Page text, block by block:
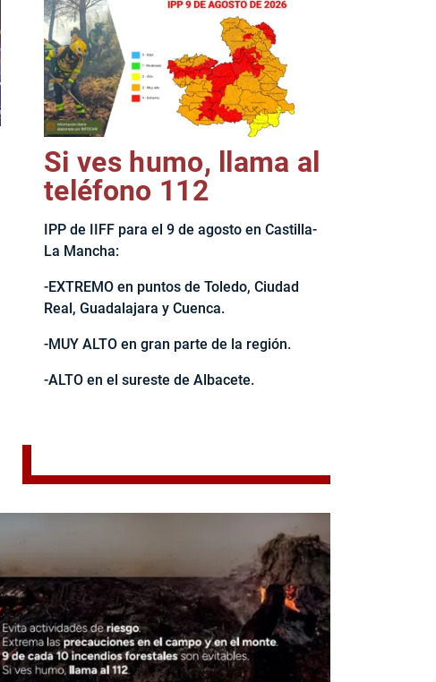
II Vuelta Ciclista CLM LEADER
Si ves humo, llama al
teléfono 112
IPP de IIFF para el 9 de agosto en Castilla-
La Mancha:
-EXTREMO en puntos de Toledo, Ciudad
Real, Guadalajara y Cuenca.
-MUY ALTO en gran parte de la región.
-ALTO en el sureste de Albacete.